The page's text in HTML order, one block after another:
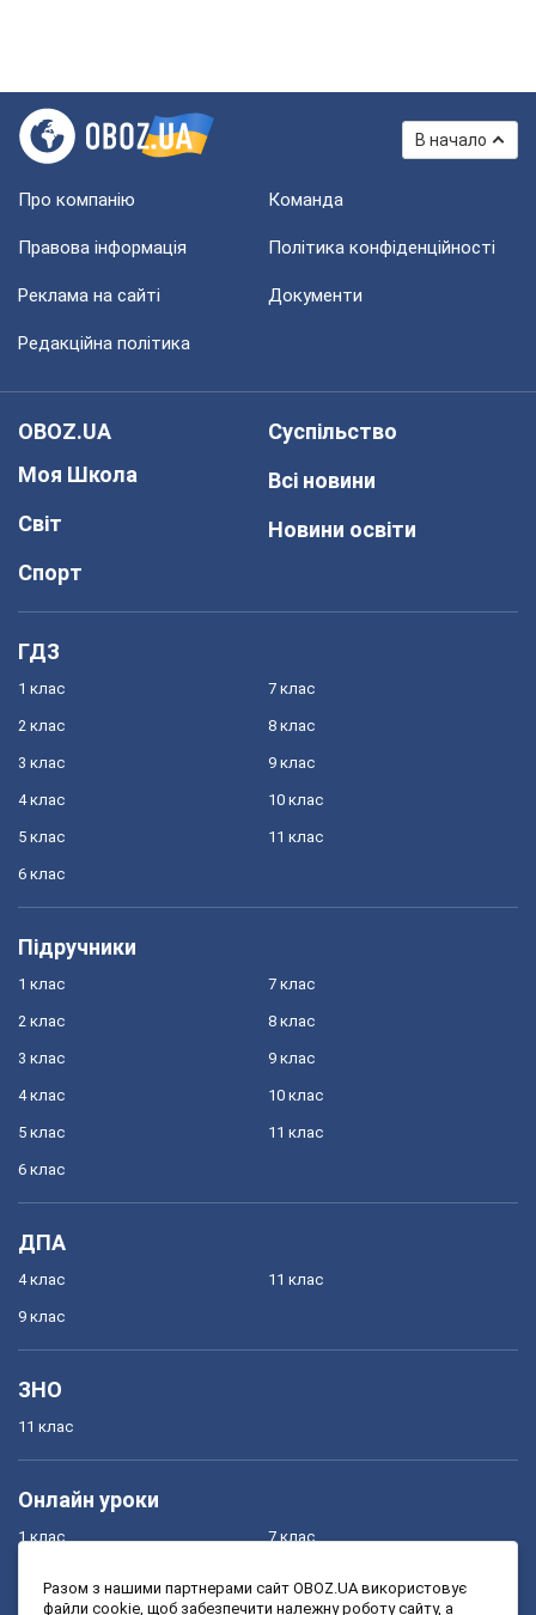
В начало
Про компанію Команда
Правова інформація Політика конфіденційності
Реклама на сайті Документи
Редакційна політика
OBOZ.UA
Моя Школа
Світ
Спорт
Суспільство
Всі новини
Новини освіти
ГДЗ
1 клас
2 клас
3 клас
4 клас
5 клас
6 клас
7 клас
8 клас
9 клас
10 клас
11 клас
Підручники
1 клас
2 клас
3 клас
4 клас
5 клас
6 клас
7 клас
8 клас
9 клас
10 клас
11 клас
ДПА
4 клас
9 клас
11 клас
ЗНО
11 клас
Онлайн уроки
1 клас
3 клас
7 клас
9 клас
Разом з нашими партнерами сайт OBOZ.UA використовує
файли cookie, щоб забезпечити належну роботу сайту, а